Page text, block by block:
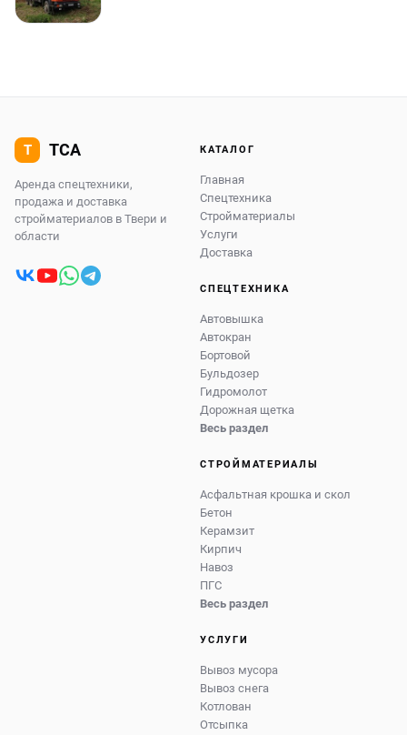
Аренда спецтехники,
продажа и доставка
стройматериалов в Твери и
области
КАТАЛОГ
Главная
Спецтехника
Стройматериалы
Услуги
Доставка
СПЕЦТЕХНИКА
Автовышка
Автокран
Бортовой
Бульдозер
Гидромолот
Дорожная щетка
Весь раздел
СТРОЙМАТЕРИАЛЫ
Асфальтная крошка и скол
Бетон
Керамзит
Кирпич
Навоз
ПГС
Весь раздел
УСЛУГИ
Вывоз мусора
Вывоз снега
Котлован
Отсыпка